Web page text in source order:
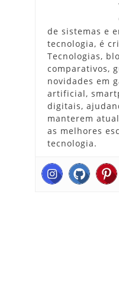
de sistemas e
tecnologia, é
Tecnologias,
comparativos,
novidades em
artificial,
digitais,
manterem
as melhores
tecnologia.